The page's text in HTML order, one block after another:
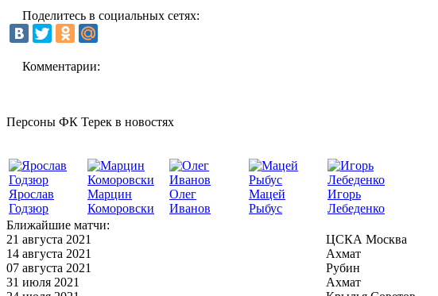
Поделитесь в социальных сетях:
Комментарии:
Персоны ФК Терек в новостях
Ярослав
Годзюр
Марцин
Коморовски
Олег
Иванов
Мацей
Рыбус
Игорь
Лебеденко
Ближайшие матчи:
21 августа 2021
ЦСКА Москва
14 августа 2021
Ахмат
07 августа 2021
Рубин
31 июля 2021
Ахмат